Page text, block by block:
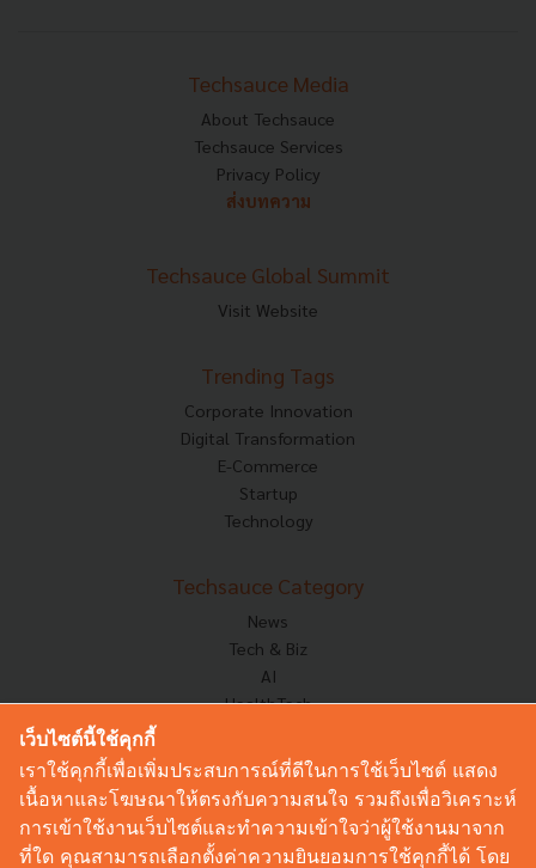
Techsauce Media
About Techsauce
Techsauce Services
Privacy Policy
ส่งบทความ
Techsauce Global Summit
Visit Website
Trending Tags
Corporate Innovation
Digital Transformation
E-Commerce
Startup
Technology
Techsauce Category
News
Tech & Biz
AI
HealthTech
Corp Innov
Saucy Thoughts
Based On
Sustainable
เว็บไซต์นี้ใช้คุกกี้
เราใช้คุกกี้เพื่อเพิ่มประสบการณ์ที่ดีในการใช้เว็บไซต์ แสดง
เนื้อหาและโฆษณาให้ตรงกับความสนใจ รวมถึงเพื่อวิเคราะห์
การเข้าใช้งานเว็บไซต์และทำความเข้าใจว่าผู้ใช้งานมาจาก
ที่ใด คุณสามารถเลือกตั้งค่าความยินยอมการใช้คุกกี้ได้ โดย